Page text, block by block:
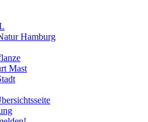
Hamburg
Mast